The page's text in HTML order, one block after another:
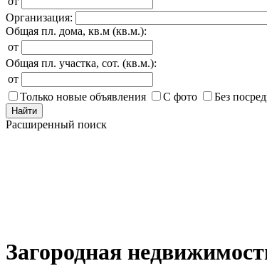
Организация:
Общая пл. дома, кв.м (кв.м.):
от
Общая пл. участка, сот. (кв.м.):
от
Только новые объявления
С фото Без
Найти
Расширенный поиск
Загородная